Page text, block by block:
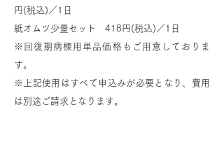
円(税込)／1日
​紙オムツ少量セット 418円(税込)／1日
※回復期病棟用単品価格もご用意しておりま
す。
※上記使用はすべて申込みが必要となり、費用
は別途ご請求となります。